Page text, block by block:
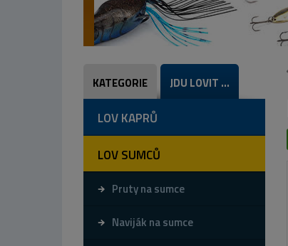
KATEGORIE JDU LOVIT ...
LOV KAPRŮ
LOV SUMCŮ
Pruty na sumce
Naviják na sumce